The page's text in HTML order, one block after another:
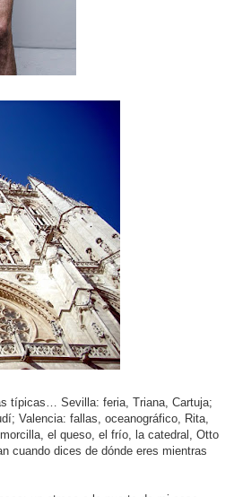
típicas… Sevilla: feria, Triana, Cartuja;
Valencia: fallas, oceanográfico, Rita,
el queso, el frío, la catedral, Otto
cuando dices de dónde eres mientras